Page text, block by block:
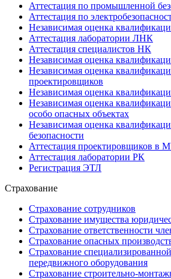
Аттестация по промышленной
Аттестация по
Независимая оценка
Аттестация лаборатории ЛНК
Аттестация специалистов НК
Независимая оценка
Независимая оценка
проектировщиков
Независимая оценка
Независимая оценка
особо опасных объектах
Независимая оценка
безопасности
Аттестация проектировщиков в
Аттестация лаборатории РК
Регистрация ЭТЛ
Страхование
Страхование сотрудников
Страхование имущества
Страхование ответственности
Страхование опасных
Страхование
передвижного оборудования
Страхование строительно-